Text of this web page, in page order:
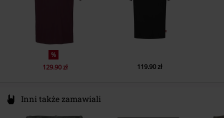
%
129.90 zł 119.90 zł
Inni także zamawiali